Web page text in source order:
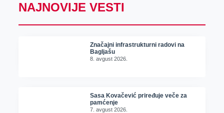
NAJNOVIJE VESTI
Značajni infrastrukturni radovi na
Bagljašu
8. avgust 2026.
Sasa Kovačević priređuje veče za
pamćenje
7. avgust 2026.